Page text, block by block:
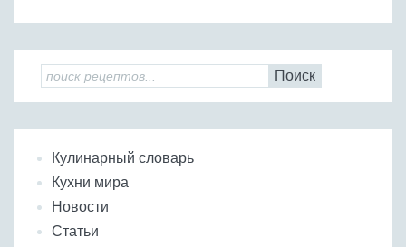
Поиск
Кулинарный словарь
Кухни мира
Новости
Статьи